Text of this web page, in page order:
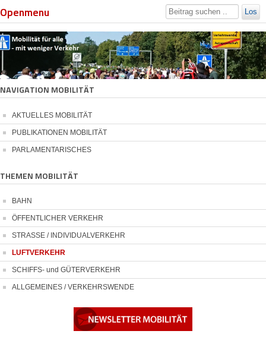
Openmenu Los
NAVIGATION MOBILITÄT
AKTUELLES MOBILITÄT
PUBLIKATIONEN MOBILITÄT
PARLAMENTARISCHES
THEMEN MOBILITÄT
BAHN
ÖFFENTLICHER VERKEHR
STRASSE / INDIVIDUALVERKEHR
LUFTVERKEHR
SCHIFFS- und GÜTERVERKEHR
ALLGEMEINES / VERKEHRSWENDE